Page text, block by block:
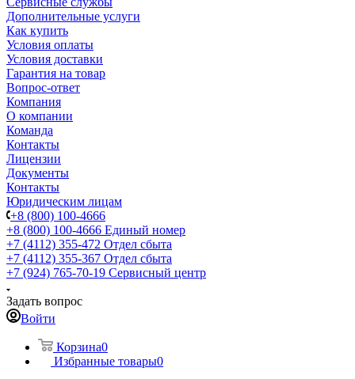
Дополнительные услуги
Как купить
Условия оплаты
Условия доставки
Гарантия на товар
Вопрос-ответ
Компания
О компании
Команда
Контакты
Лицензии
Документы
Контакты
Юридическим лицам
+8 (800) 100-4666
+8 (800) 100-4666 Единый номер
+7 (4112) 355-472 Отдел сбыта
+7 (4112) 355-367 Отдел сбыта
+7 (924) 765-70-19 Сервисный центр
Задать вопрос
Войти
Корзина0
Избранные товары0